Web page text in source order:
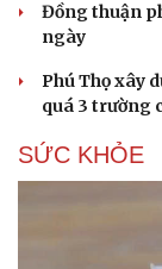
Đồng thuận
ngày
Phú Thọ xây
quá 3 trường
SỨC KHỎE